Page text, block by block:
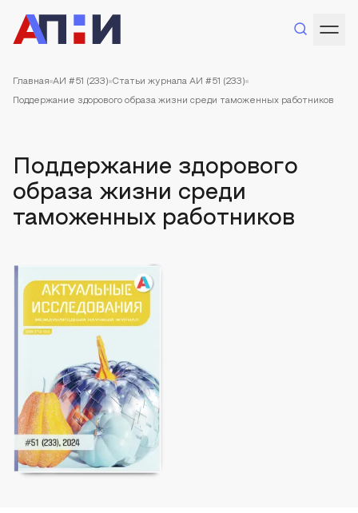
Главная АИ #51 (233) Статьи журнала АИ #51 (233)
Поддержание здорового образа жизни среди таможенных работников
Поддержание здорового
образа жизни среди
таможенных работников